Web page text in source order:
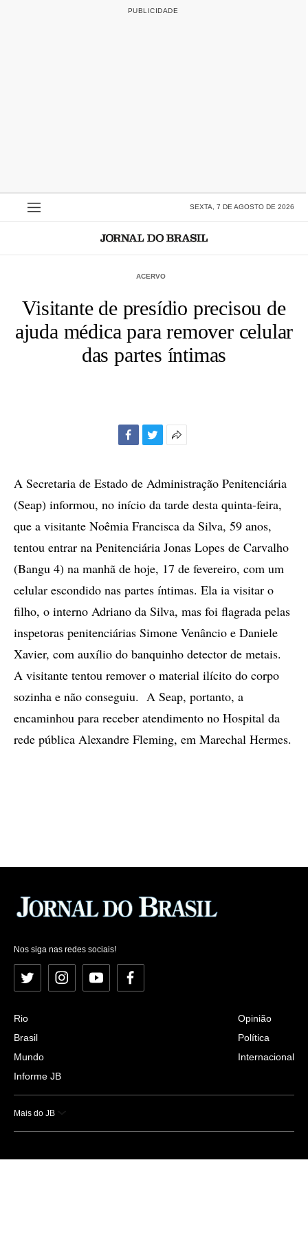
SEXTA, 7 DE AGOSTO DE 2026
ACERVO
Visitante de presídio precisou de
ajuda médica para remover celular
das partes íntimas
compartilhamento
A Secretaria de Estado de Administração Penitenciária
(Seap) informou, no início da tarde desta quinta-feira,
que a visitante Noêmia Francisca da Silva, 59 anos,
tentou entrar na Penitenciária Jonas Lopes de Carvalho
(Bangu 4) na manhã de hoje, 17 de fevereiro, com um
celular escondido nas partes íntimas. Ela ia visitar o
filho, o interno Adriano da Silva, mas foi flagrada pelas
inspetoras penitenciárias Simone Venâncio e Daniele
Xavier, com auxílio do banquinho detector de metais.
A visitante tentou remover o material ilícito do corpo
sozinha e não conseguiu. A Seap, portanto, a
encaminhou para receber atendimento no Hospital da
rede pública Alexandre Fleming, em Marechal Hermes.
Nos siga nas redes sociais!
Twitter InstagramYouTubeFacebook
Rio
Brasil
Mundo
Informe JB
Opinião
Política
Internacional
Mais do JB
Esportes